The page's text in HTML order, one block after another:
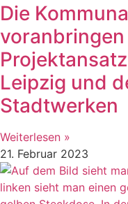
Die
Leipzig und
Stadtwerken
Weiterlesen »
21. Februar 2023